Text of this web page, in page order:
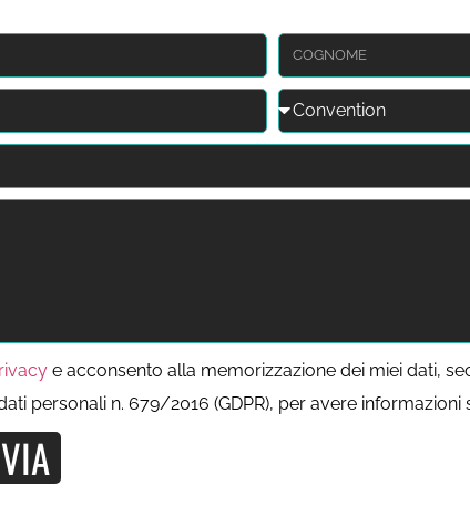
e acconsento alla memorizzazione dei miei dati,
personali n. 679/2016 (GDPR), per avere